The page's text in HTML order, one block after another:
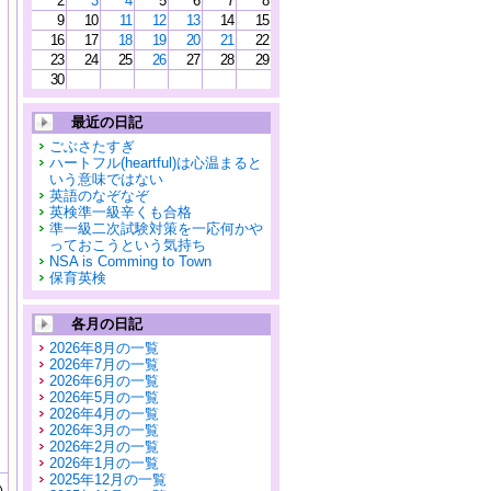
9
10 11 12 13 14
15
16
17 18 19 20 21
22
23
24 25 26 27 28
29
30
最近の日記
ごぶさたすぎ
ハートフル(heartful)は心温まると
いう意味ではない
英語のなぞなぞ
英検準一級辛くも合格
準一級二次試験対策を一応何かや
っておこうという気持ち
NSA is Comming to Town
保育英検
各月の日記
2026年8月の一覧
2026年7月の一覧
2026年6月の一覧
2026年5月の一覧
2026年4月の一覧
2026年3月の一覧
2026年2月の一覧
2026年1月の一覧
2025年12月の一覧